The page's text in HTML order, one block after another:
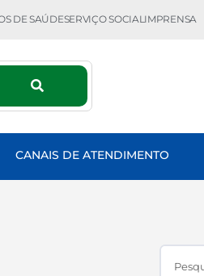
DE SAÚDESERVIÇO SOCIALIMPRENSA
CANAIS DE ATENDIMENTO
Search